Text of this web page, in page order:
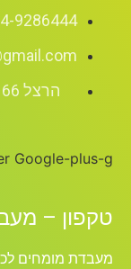
9286444
הרצל 66 גדרה - תחנה מרכזית אגד
Google-plus-g
טקפון –
מעבדת מומחים